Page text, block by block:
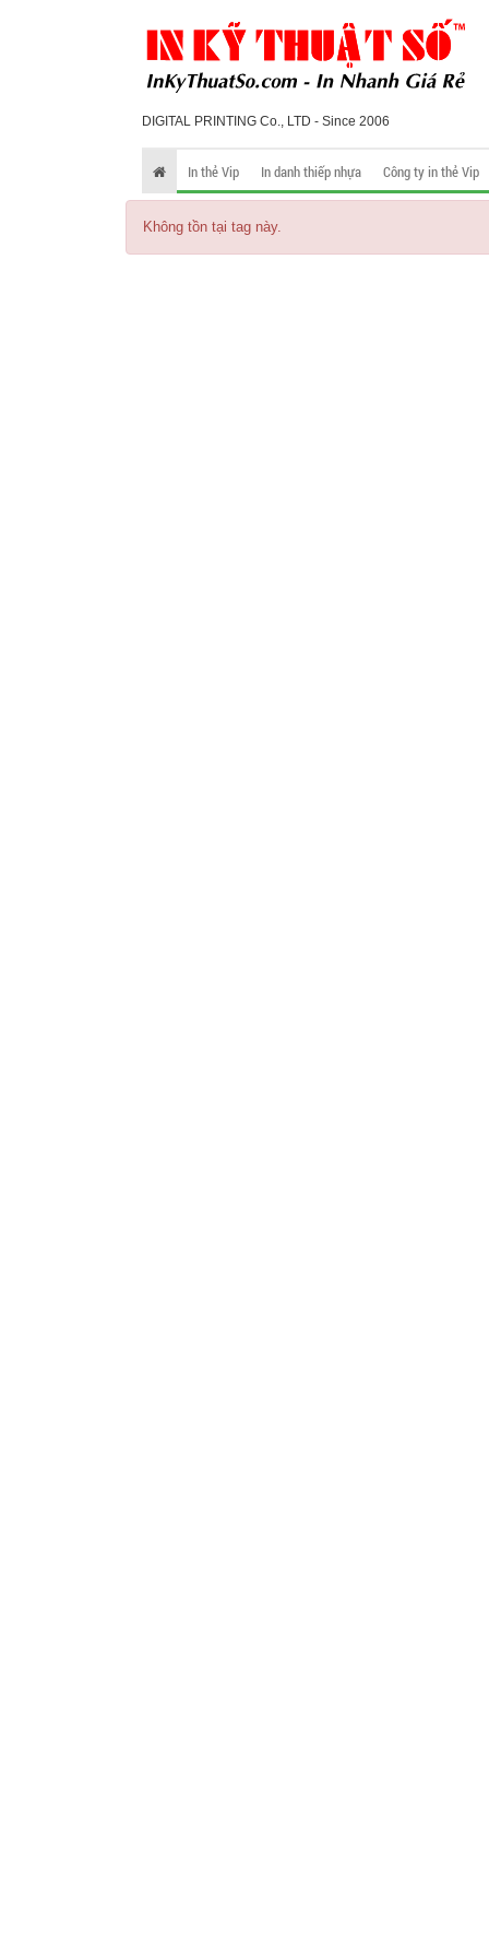
DIGITAL PRINTING Co., LTD - Since 2006
In thẻ Vip In danh thiếp nhựa Công ty in thẻ Vip
Không tồn tại tag này.